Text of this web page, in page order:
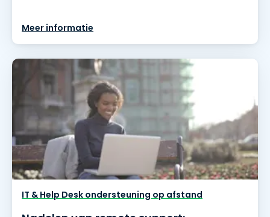
Meer informatie
IT & Help Desk ondersteuning op afstand